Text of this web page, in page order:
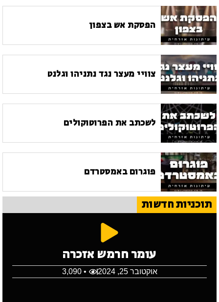
הפסקת אש בצפון
צוויי מעצר נגד נתניהו וגלנט
לשכתב את הפרוטוקולים
פוגרום באמסטרדם
תוכניות חדשות
עומר חרמש אזכרה
אוקטובר 25, 2024 • 3,090